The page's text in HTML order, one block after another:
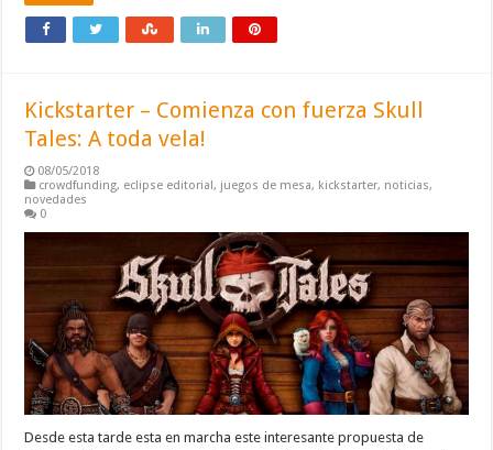
Kickstarter – Comienza con fuerza Skull
Tales: A toda vela!
08/05/2018
crowdfunding, eclipse editorial, juegos de mesa, kickstarter, noticias,
novedades
0
Desde esta tarde esta en marcha este interesante propuesta de